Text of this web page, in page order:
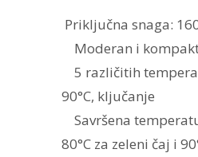
Priključna snaga:
Moderan i
5 različitih
90°C, ključanje
Savršena
80°C za zeleni čaj i